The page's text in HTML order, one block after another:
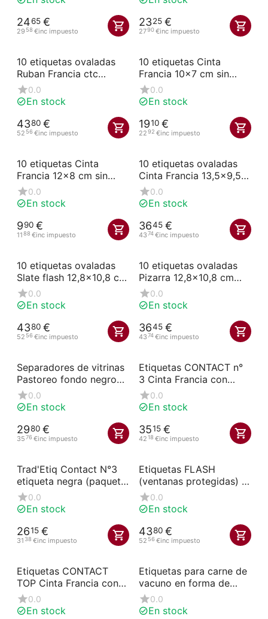
2465 €
29 58 €inc impuesto
2325 €
2790€inc impuesto
10 etiquetas ovaladas
Ruban Francia ctc
13.5x9.5 con pala
0.0
En stock
4380 €
52 56 €inc impuesto
10 etiquetas Cinta
Francia 10x7 cm sin
espiga
0.0
En stock
1910 €
2292 €inc impuesto
10 etiquetas Cinta
Francia 12x8 cm sin
pincho
0.0
En stock
990 €
1188 €inc impuesto
10 etiquetas ovaladas
Cinta Francia 13,5x9,5
en picas
0.0
En stock
3645 €
4374€inc impuesto
10 etiquetas ovaladas
Slate flash 12,8x10,8 cm
con pinzas
0.0
En stock
4380 €
52 56 €inc impuesto
10 etiquetas ovaladas
Pizarra 12,8x10,8 cm
con pincho
0.0
En stock
3645 €
4374€inc impuesto
Separadores de vitrinas
Pastoreo fondo negro
700x85 ( 3 unidades)
0.0
En stock
2980 €
3576 €inc impuesto
Etiquetas CONTACT n°
3 Cinta Francia con
ruedas y pinchos
(paquete de 10)
0.0
En stock
3515 €
4218 €inc impuesto
Trad'Etiq Contact N°3
etiqueta negra (paquete
de 10)
0.0
En stock
2615 €
31 38 €inc impuesto
Etiquetas FLASH
(ventanas protegidas) n°
3 Pizarra Beef con
ruedas y pinchos
0.0
En stock
4380 €
52 56 €inc impuesto
Etiquetas CONTACT
TOP Cinta Francia con
ruedas y pinchos
(paquete de 10)
0.0
En stock
Etiquetas para carne de
vacuno en forma de
TRIÁNGULO con pincho
(paquete de 10)
0.0
En stock